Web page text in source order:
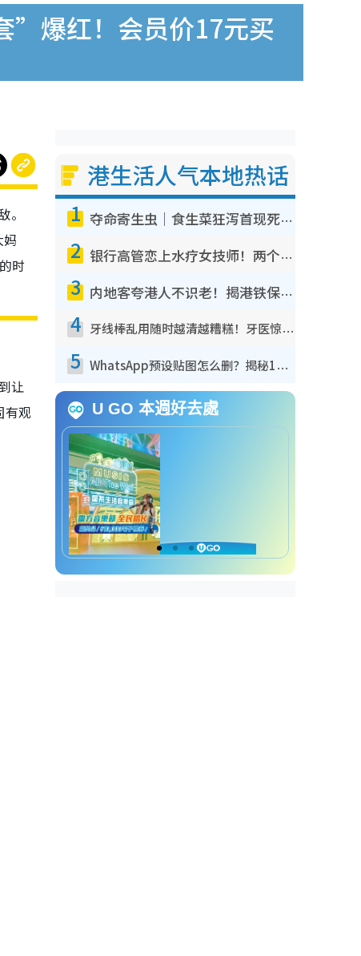
”爆红！会员价17元买
时
让
有观
港生活人气本地热话
1 夺命寄生虫｜食生菜狂泻首现死者！疫潮恶化录1.8万宗病例 揭洗菜3大谬误
2 银行高管恋上水疗女技师！两个月借128万惊觉“沉船”沉落火海 揭背后疑似邪教操控卖淫
3 内地客夸港人不识老！揭港铁保鲜级冷气 港人求放过：别投诉
4 牙线棒乱用随时越清越糟糕！牙医惊揭盲目过户细菌恐致蛀牙：这种才是日常真保养
5 WhatsApp预设贴图怎么删？揭秘1招“反向操作”还原简洁界面 附3步实测教程
U GO 本週好去處